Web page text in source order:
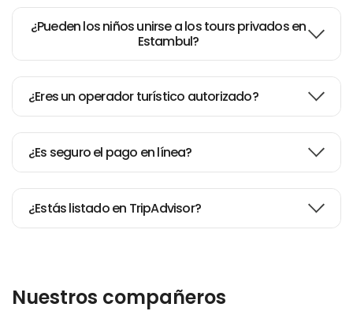
¿Pueden los niños unirse a los tours privados en
Estambul?
¿Eres un operador turístico autorizado?
¿Es seguro el pago en línea?
¿Estás listado en TripAdvisor?
Nuestros compañeros